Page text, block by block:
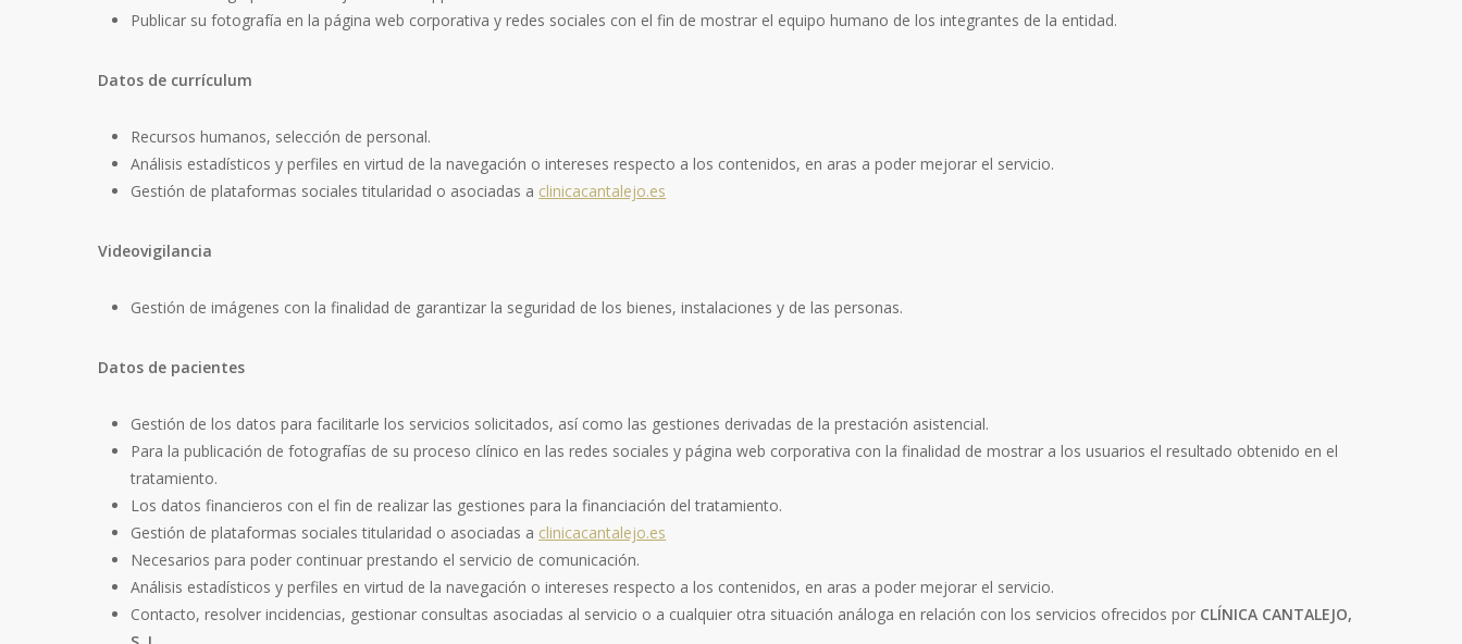
Publicar su fotografía en la página web corporativa y redes sociales con el fin de mostrar el equipo humano de los integrantes de la entidad.
Datos de currículum
Recursos humanos, selección de personal.
Análisis estadísticos y perfiles en virtud de la navegación o intereses respecto a los contenidos, en aras a poder mejorar el servicio.
Gestión de plataformas sociales titularidad o asociadas a clinicacantalejo.es
Videovigilancia
Gestión de imágenes con la finalidad de garantizar la seguridad de los bienes, instalaciones y de las personas.
Datos de pacientes
Gestión de los datos para facilitarle los servicios solicitados, así como las gestiones derivadas de la prestación asistencial.
Para la publicación de fotografías de su proceso clínico en las redes sociales y página web corporativa con la finalidad de mostrar a los usuarios el resultado obtenido en el
tratamiento.
Los datos financieros con el fin de realizar las gestiones para la financiación del tratamiento.
Gestión de plataformas sociales titularidad o asociadas a clinicacantalejo.es
Necesarios para poder continuar prestando el servicio de comunicación.
Análisis estadísticos y perfiles en virtud de la navegación o intereses respecto a los contenidos, en aras a poder mejorar el servicio.
Contacto, resolver incidencias, gestionar consultas asociadas al servicio o a cualquier otra situación análoga en relación con los servicios ofrecidos por CLÍNICA CANTALEJO,